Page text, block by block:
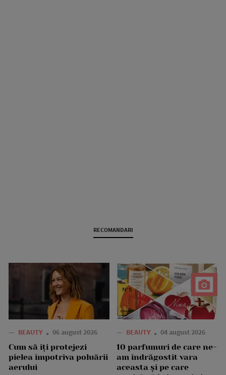
RECOMANDARI
— BEAUTY 06 august 2026
Cum să îți protejezi
pielea împotriva poluării
aerului
— BEAUTY 04 august 2026
10 parfumuri de care ne-
am îndrăgostit vara
aceasta și pe care